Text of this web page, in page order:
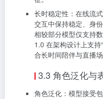
长时稳定性：在线流
交互中保持稳定、身份
相较部分模型仅支持
1.0 在架构设计上支
合长时间陪伴与直播场
3.3 角色泛化与
角色泛化：模型接受